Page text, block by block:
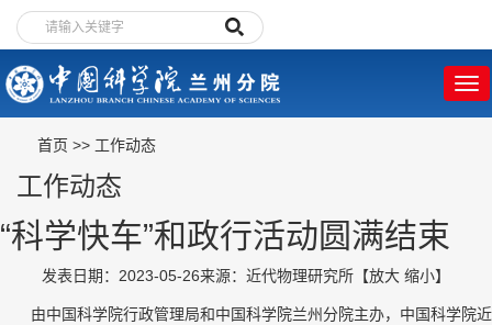
首页 >> 工作动态
工作动态
“科学快车”和政行活动圆满结束
发表日期：2023-05-26来源：近代物理研究所 【放大 缩小】
由中国科学院行政管理局和中国科学院兰州分院主办，中国科学院近